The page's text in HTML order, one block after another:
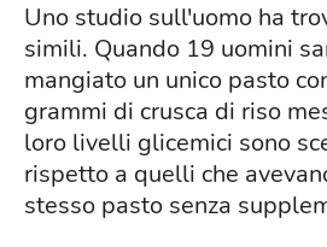
Uno studio sull'uomo ha
simili. Quando 19 uomini
mangiato un unico pasto
grammi di crusca di riso
loro livelli glicemici sono
rispetto a quelli che
stesso pasto senza